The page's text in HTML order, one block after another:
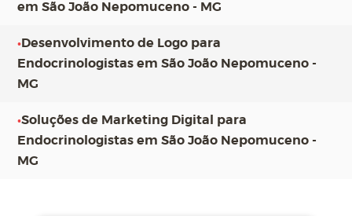
em São João Nepomuceno - MG
•Desenvolvimento de Logo para
Endocrinologistas em São João Nepomuceno -
MG
•Soluções de Marketing Digital para
Endocrinologistas em São João Nepomuceno -
MG